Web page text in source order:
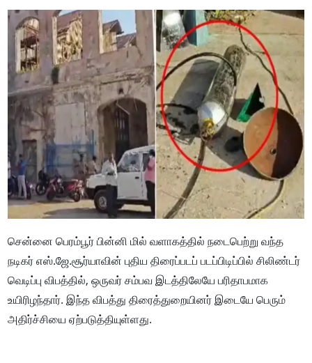
சென்னை பெரம்பூர் பின்னி மில் வளாகத்தில் நடைபெற்று வந்த
நடிகர் எஸ்.ஜே.சூர்யாவின் புதிய திரைப்படப் படப்பிடிப்பில் சிலிண்டர்
வெடிப்பு விபத்தில், ஒருவர் சம்பவ இடத்திலேயே பரிதாபமாக
உயிரிழந்தார். இந்த விபத்து திரைத்துறையினர் இடையே பெரும்
அதிர்ச்சியை ஏற்படுத்தியுள்ளது.